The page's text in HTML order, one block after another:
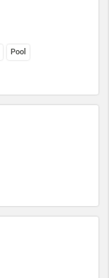
Pool